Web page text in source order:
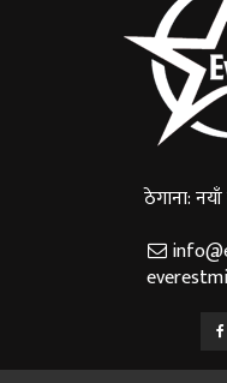
ठेगाना: